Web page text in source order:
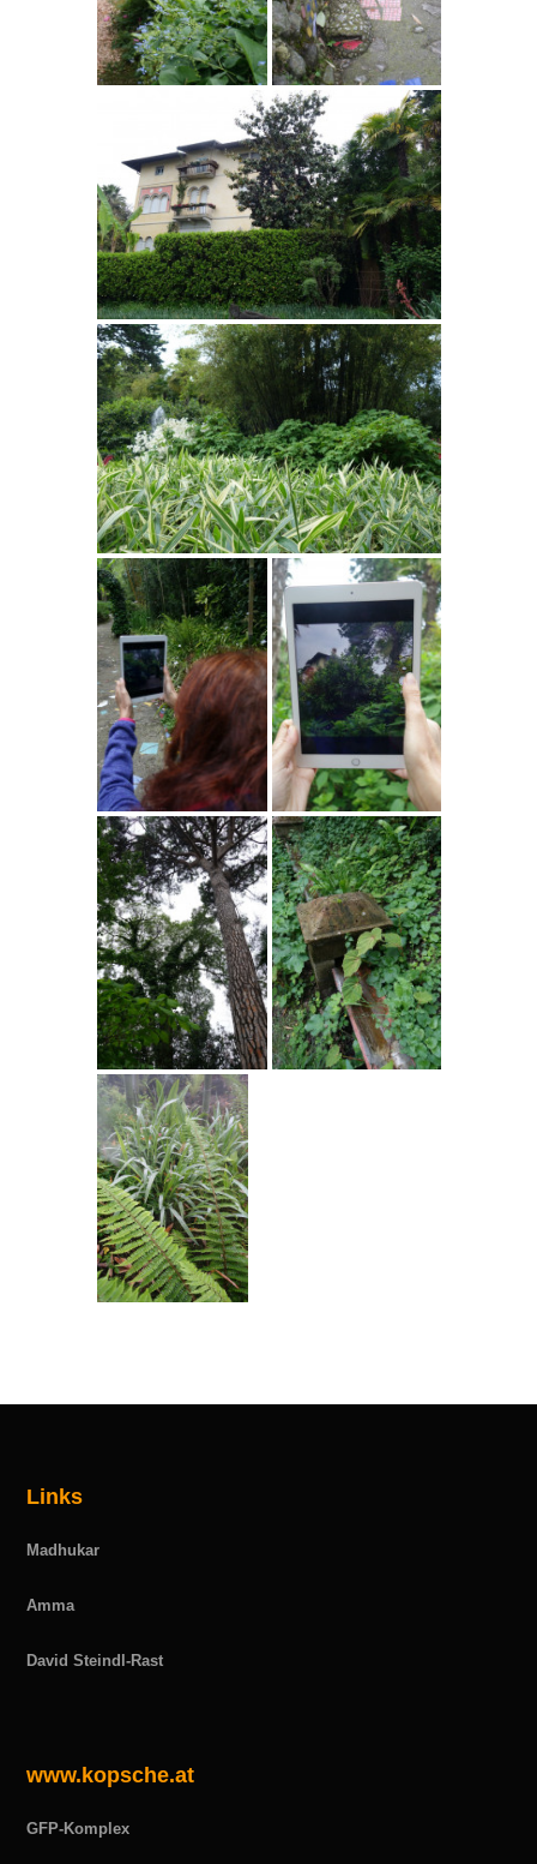
Links
Madhukar
Amma
David Steindl-Rast
www.kopsche.at
GFP-Komplex